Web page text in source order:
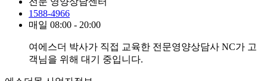
1588-4966
매일 08:00 - 20:00
여에스더 박사가 직접 교육한 전문영양상담사 NC가 고
객님을 위해 대기 중입니다.